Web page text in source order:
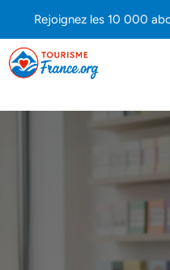
contenu
Rejoignez les 10 000